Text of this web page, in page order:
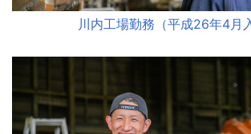
川内工場勤務（平成26年4月